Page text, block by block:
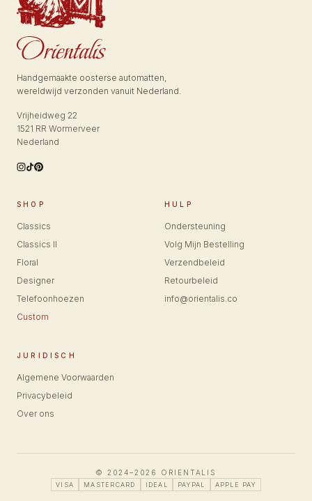
Handgemaakte oosterse automatten,
wereldwijd verzonden vanuit Nederland.
Vrijheidweg 22
1521 RR Wormerveer
Nederland
SHOP
Classics
Classics II
Floral
Designer
Telefoonhoezen
Custom
HULP
Ondersteuning
Volg Mijn Bestelling
Verzendbeleid
Retourbeleid
info@orientalis.co
JURIDISCH
Algemene Voorwaarden
Privacybeleid
Over ons
© 2024–2026 ORIENTALIS
VISA MASTERCARD IDEAL PAYPAL APPLE PAY